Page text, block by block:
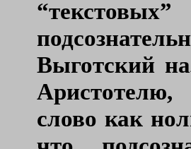
Выготский
слово как